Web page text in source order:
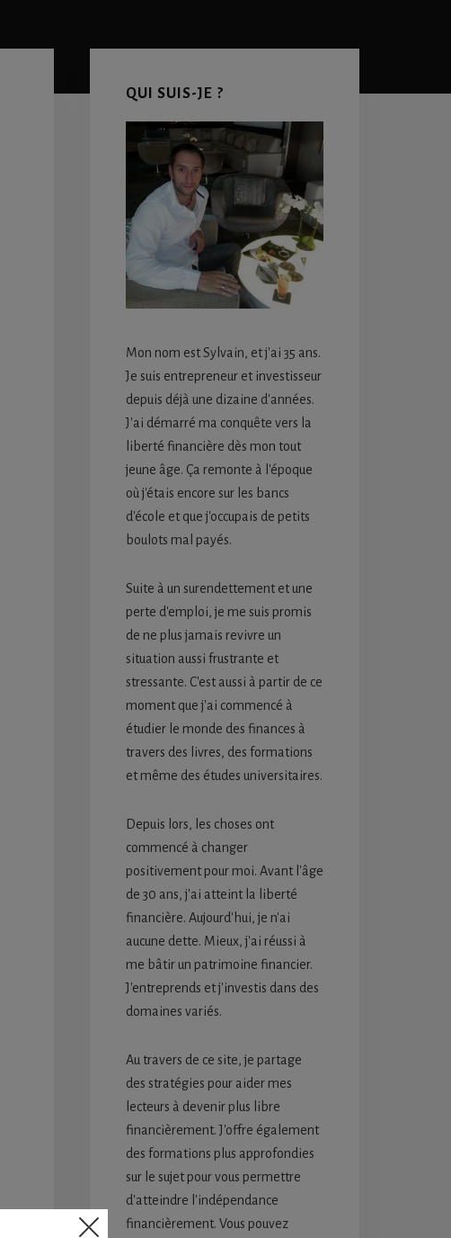
Sidebar
QUI SUIS-JE ?
Mon nom est Sylvain, et j'ai 35 ans.
Je suis entrepreneur et investisseur
depuis déjà une dizaine d'années.
J'ai démarré ma conquête vers la
liberté financière dès mon tout
jeune âge. Ça remonte à l'époque
où j'étais encore sur les bancs
d'école et que j'occupais de petits
boulots mal payés.
Suite à un surendettement et une
perte d'emploi, je me suis promis
de ne plus jamais revivre un
situation aussi frustrante et
stressante. C'est aussi à partir de ce
moment que j'ai commencé à
étudier le monde des finances à
travers des livres, des formations
et même des études universitaires.
Depuis lors, les choses ont
commencé à changer
positivement pour moi. Avant l'âge
de 30 ans, j'ai atteint la liberté
financière. Aujourd'hui, je n'ai
aucune dette. Mieux, j'ai réussi à
me bâtir un patrimoine financier.
J'entreprends et j'investis dans des
domaines variés.
Au travers de ce site, je partage
des stratégies pour aider mes
lecteurs à devenir plus libre
financièrement. J'offre également
des formations plus approfondies
sur le sujet pour vous permettre
d'atteindre l'indépendance
financièrement. Vous pouvez